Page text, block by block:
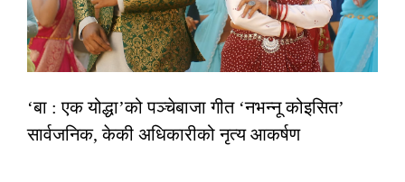
‘बा : एक योद्धा’को पञ्चेबाजा गीत ‘नभन्नू कोइसित’
सार्वजनिक, केकी अधिकारीको नृत्य आकर्षण